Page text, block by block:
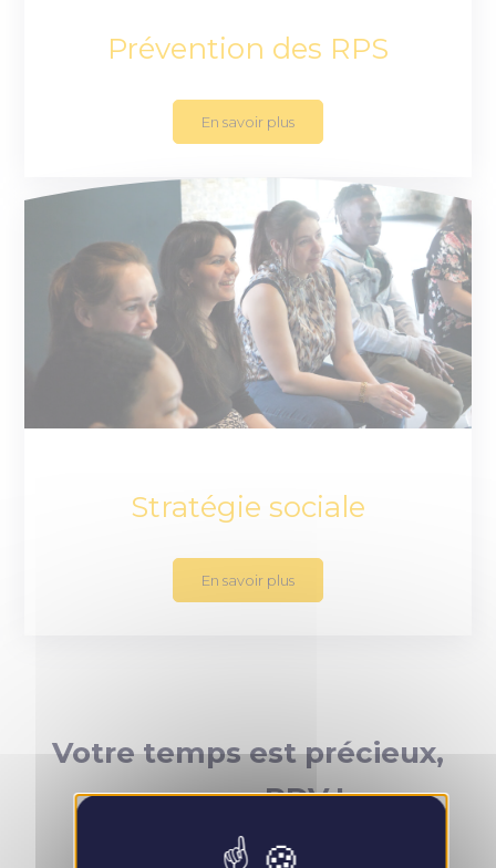
Prévention des RPS
En savoir plus
Stratégie sociale
En savoir plus
Votre temps est précieux,
prenez RDV !